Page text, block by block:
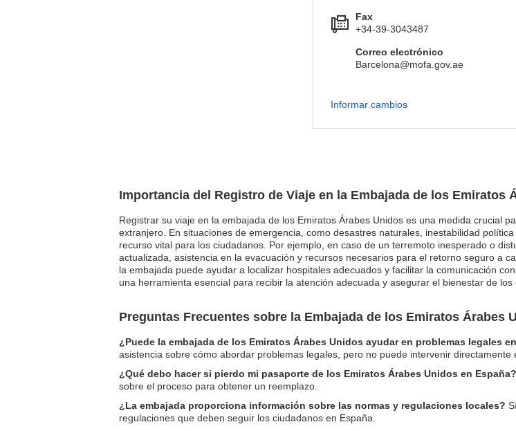
Importancia del Registro de Viaje en la Embajada de los Emiratos
Registrar su viaje en la embajada de los Emiratos Árabes Unidos es una medida crucial
extranjero. En situaciones de emergencia, como desastres naturales, inestabilidad
recurso vital para los ciudadanos. Por ejemplo, en caso de un terremoto inesperado o
actualizada, asistencia en la evacuación y recursos necesarios para el retorno seguro a
la embajada puede ayudar a localizar hospitales adecuados y facilitar la comunicación
una herramienta esencial para recibir la atención adecuada y asegurar el bienestar de
Preguntas Frecuentes sobre la Embajada de los Emiratos Árabes
¿Puede la embajada de los Emiratos Árabes Unidos ayudar en problemas legales
asistencia sobre cómo abordar problemas legales, pero no puede intervenir directamente
¿Qué debo hacer si pierdo mi pasaporte de los Emiratos Árabes Unidos en España?
sobre el proceso para obtener un reemplazo.
¿La embajada proporciona información sobre las normas y regulaciones locales?
regulaciones que deben seguir los ciudadanos en España.
Fax
+34-39-3043487
Correo electrónico
Barcelona@mofa.gov.ae
Informar cambios